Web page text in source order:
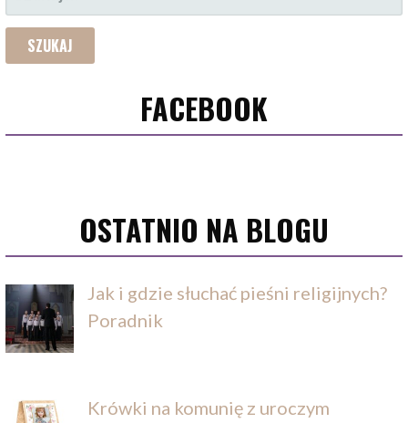
FACEBOOK
OSTATNIO NA BLOGU
Jak i gdzie słuchać pieśni religijnych?
Poradnik
Krówki na komunię z uroczym